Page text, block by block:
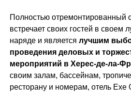
Полностью отремонтированный
встречает своих гостей в своем
наряде и является лучшим
проведения деловых и
мероприятий в Херес-де-ла-
своим залам, бассейнам,
ресторану и номерам, отель